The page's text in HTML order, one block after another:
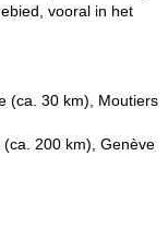
vooral in het
(ca. 30 km), Moutiers
200 km), Genève